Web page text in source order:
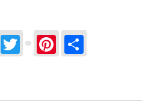
Facebook
TwitterPinterest